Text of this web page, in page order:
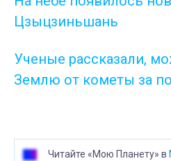
Цзыцзиньшань
Ученые рассказали,
Землю от кометы за
Читайте «Мою Планету» в